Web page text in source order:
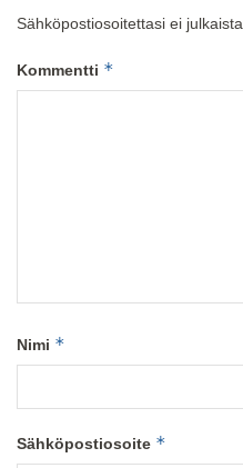
Sähköpostiosoitettasi ei julkaista.
Kommentti *
Nimi *
Sähköpostiosoite *